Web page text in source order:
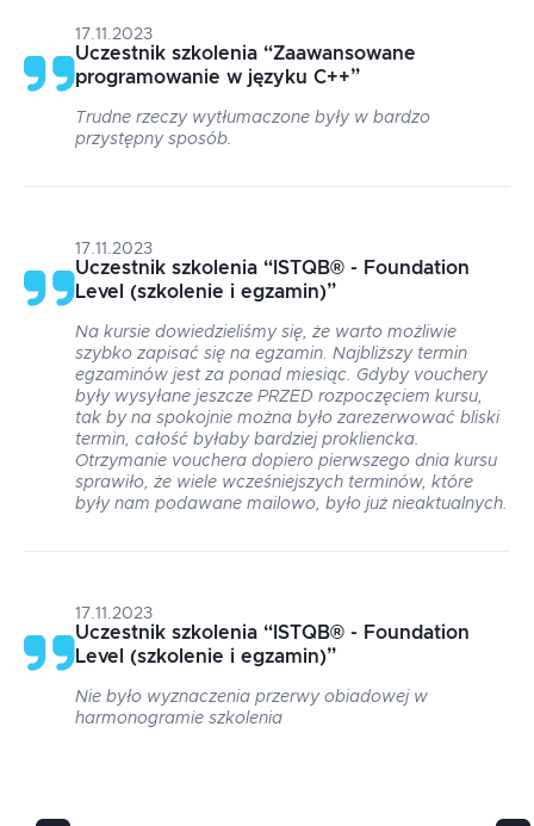
17.11.2023
Uczestnik szkolenia “Zaawansowane
programowanie w języku C++”
Trudne rzeczy wytłumaczone były w bardzo
przystępny sposób.
17.11.2023
Uczestnik szkolenia “ ISTQB® - Foundation
Level (szkolenie i egzamin)”
Na kursie dowiedzieliśmy się, że warto możliwie
szybko zapisać się na egzamin. Najbliższy termin
egzaminów jest za ponad miesiąc. Gdyby vouchery
były wysyłane jeszcze PRZED rozpoczęciem kursu,
tak by na spokojnie można było zarezerwować bliski
termin, całość byłaby bardziej prokliencka.
Otrzymanie vouchera dopiero pierwszego dnia kursu
sprawiło, że wiele wcześniejszych terminów, które
były nam podawane mailowo, było już nieaktualnych.
17.11.2023
Uczestnik szkolenia “ ISTQB® - Foundation
Level (szkolenie i egzamin)”
Nie było wyznaczenia przerwy obiadowej w
harmonogramie szkolenia